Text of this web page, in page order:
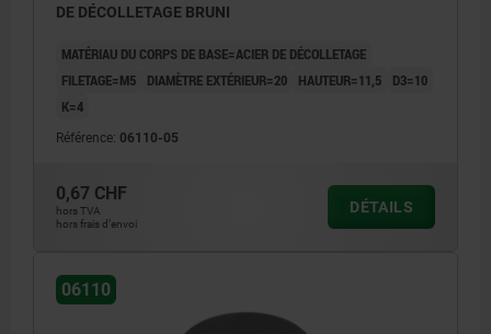
DE DÉCOLLETAGE BRUNI
MATÉRIAU DU CORPS DE BASE=ACIER DE DÉCOLLETAGE
FILETAGE=M5
DIAMÈTRE EXTÉRIEUR=20 HAUTEUR=11,5
D3=10
K=4
Référence: 06110-05
0,67 CHF
hors TVA
hors frais d’envoi
DÉTAILS
06110